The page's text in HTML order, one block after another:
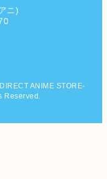
ニ)
ANIME STORE-
Reserved.